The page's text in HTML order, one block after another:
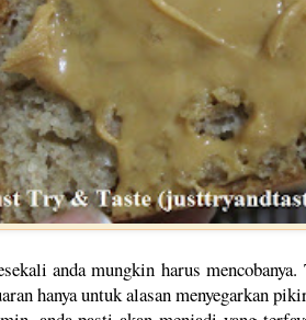
anda mungkin harus
hanya untuk alasan menyegarkan